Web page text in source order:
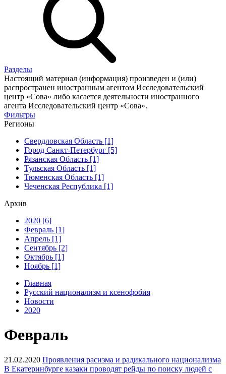
Разделы
Настоящий материал (информация) произведен и (или)
распространен иностранным агентом Исследовательский
центр «Сова» либо касается деятельности иностранного
агента Исследовательский центр «Сова».
Фильтры
Регионы
Свердловская Область [1]
Город Санкт-Петербург [5]
Рязанская Область [1]
Тульская Область [1]
Тюменская Область [1]
Чеченская Республика [1]
Архив
2020 [6]
Февраль [1]
Апрель [1]
Сентябрь [2]
Октябрь [1]
Ноябрь [1]
Главная
Русский национализм и ксенофобия
Новости
2020
Февраль
21.02.2020 Проявления расизма и радикального национализма
В Екатеринбурге казаки проводят рейды по поиску людей с